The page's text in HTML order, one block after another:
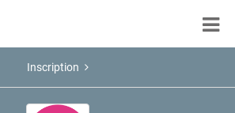
Inscription